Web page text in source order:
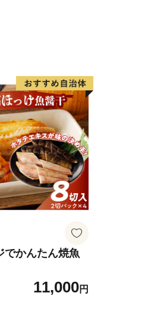
し、マイナン
座に申請が完
・印刷し、添
書の郵送を希
。
でかんたん焼魚
11,000円